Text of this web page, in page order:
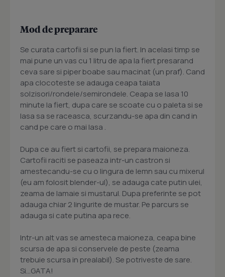
Mod de preparare
Se curata cartofii si se pun la fiert. In acelasi timp se
mai pune un vas cu 1 litru de apa la fiert presarand
ceva sare si piper boabe sau macinat (un praf). Cand
apa clocoteste se adauga ceapa taiata
solzisori/rondele/semirondele. Ceapa se lasa 10
minute la fiert, dupa care se scoate cu o paleta si se
lasa sa se raceasca, scurzandu-se apa din cand in
cand pe care o mai lasa .
Dupa ce au fiert si cartofii, se prepara maioneza.
Cartofii raciti se paseaza intr-un castron si
amestecandu-se cu o lingura de lemn sau cu mixerul
(eu am folosit blender-ul), se adauga cate putin ulei,
zeama de lamaie si mustarul. Dupa preferinte se pot
adauga chiar 2 lingurite de mustar. Pe parcurs se
adauga si cate putina apa rece.
Intr-un alt vas se amesteca maioneza, ceapa bine
scursa de apa si conservele de peste (zeama
trebuie scursa in prealabil). Se potriveste de sare.
Si...GATA!